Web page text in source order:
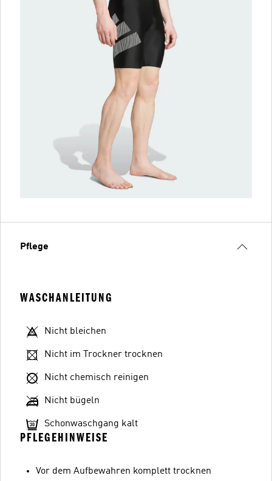
Pflege
WASCHANLEITUNG
Nicht bleichen
Nicht im Trockner trocknen
Nicht chemisch reinigen
Nicht bügeln
Schonwaschgang kalt
PFLEGEHINWEISE
Vor dem Aufbewahren komplett trocknen